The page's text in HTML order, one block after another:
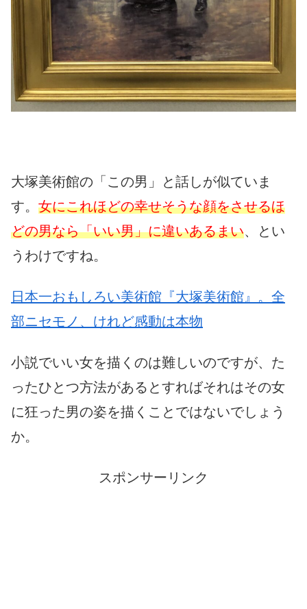
大塚美術館の「この男」と話しが似ていま
す。 女にこれほどの幸せそうな顔をさせるほ
どの男なら「いい男」に違いあるまい、とい
うわけですね。
日本一おもしろい美術館『大塚美術館』。全
部ニセモノ、けれど感動は本物
小説でいい女を描くのは難しいのですが、た
ったひとつ方法があるとすればそれはその女
に狂った男の姿を描くことではないでしょう
か。
スポンサーリンク